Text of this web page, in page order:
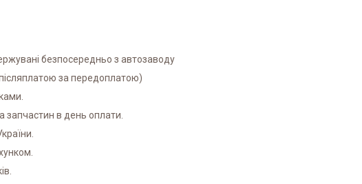
безпосередньо з автозаводу
за передоплатою)
в день оплати.